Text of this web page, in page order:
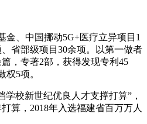
、中国挪动5G+医疗立异项目1
省部级项目30余项。以第一做者
，专著2部，获得发现专利45
权5项。
校新世纪优良人才支撑打算”，
算，2018年入选福建省百万万人